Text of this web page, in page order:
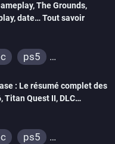
The Grounds,
date… Tout savoir
ps5
: Le résumé complet des
Titan Quest II, DLC
ps5